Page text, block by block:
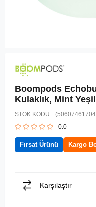
Boompods
Kulaklık, Mint
STOK KODU
0.0
Fırsat Ürünü Kargo
Karşılaştır